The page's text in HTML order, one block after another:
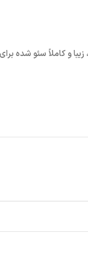
و کاملاً سئو شده